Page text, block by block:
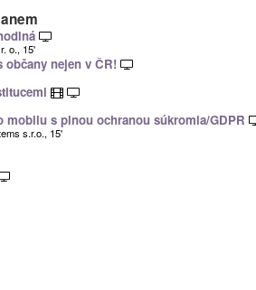
o., 15'
nejen v ČR!
mobilu s plnou ochranou súkromia/GDPR
s.r.o., 15'